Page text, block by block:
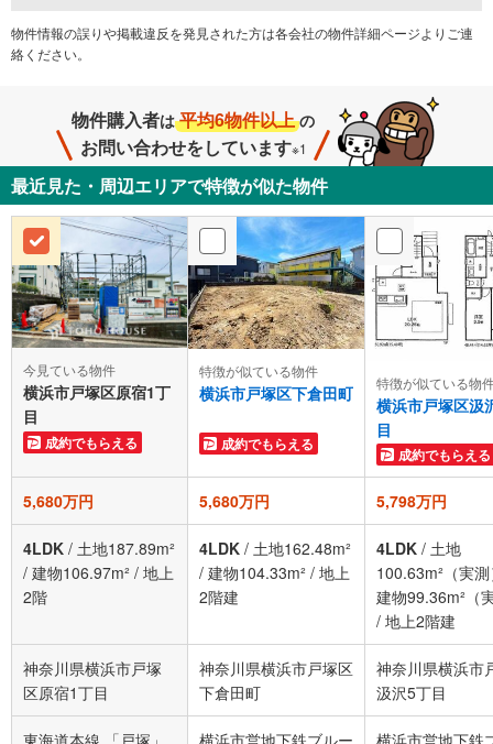
物件情報の誤りや掲載違反を発⾒された方は各会社の物件詳細ページよりご連
絡ください。
物件購入者は 平均6物件以上 の
お問い合わせをしています※1
最近見た・周辺エリアで特徴が似た物件
今見ている物件
横浜市戸塚区原宿1丁
目
成約でもらえる
特徴が似ている物件
横浜市戸塚区下倉田町
成約でもらえる
特徴が似ている物
横浜市戸塚区汲
目
成約でもらえる
5,680万円 5,680万円 5,798万円
4LDK / 土地187.89m²
/ 建物106.97m² / 地上
2階
4LDK / 土地162.48m²
/ 建物104.33m² / 地上
2階建
4LDK / 土地
100.63m²（実
建物99.36m²（
/ 地上2階建
神奈川県横浜市戸塚
区原宿1丁目
神奈川県横浜市戸塚区
下倉田町
神奈川県横浜市
汲沢5丁目
東海道本線 「戸塚」
横浜市営地下鉄ブルー
横浜市営地下鉄